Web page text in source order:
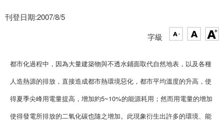
刊登日期:2007/8/5
字級
都市化過程中，因為大量建築物與不透水鋪面取代自然地表，以及各種
人造熱源的排放，直接造成都市熱環境惡化，都市平均溫度的升高，使
得夏季尖峰用電量提高，增加約5~10%的能源耗用；然而用電量的增加
使得發電所排放的二氧化碳也隨之增加。此現象衍生出許多的環境、能